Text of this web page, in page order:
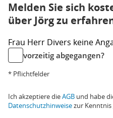
Melden Sie sich
über Jörg zu
Frau Herr Divers keine
vorzeitig abgegangen?
* Pflichtfelder
Ich akzeptiere dieAGB und habe
Datenschutzhinweisezur